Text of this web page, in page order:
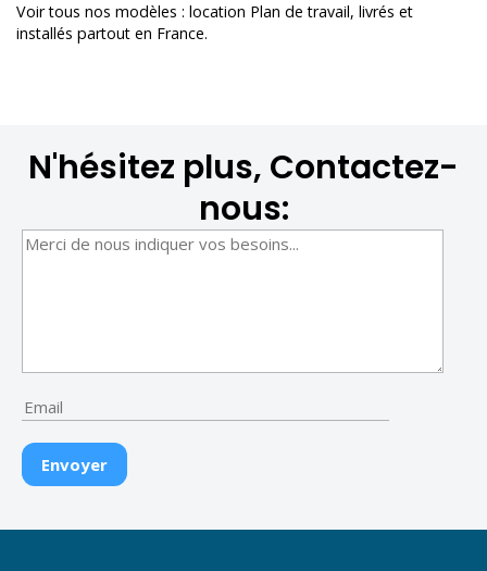
Voir tous nos modèles : location Plan de travail, livrés et
installés partout en France.
N'hésitez plus, Contactez-
nous: